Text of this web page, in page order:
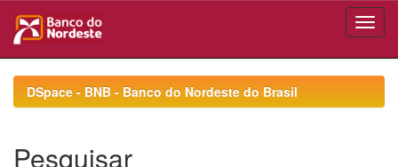
navigationDSpace - BNB - Banco do Nordeste do Brasil
Pesquisar